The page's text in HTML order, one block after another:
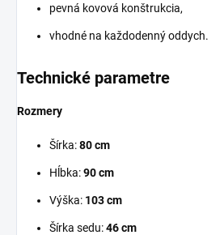
pevná kovová konštrukcia,
vhodné na každodenný oddych.
Technické parametre
Rozmery
Šírka:80 cm
Hĺbka:90 cm
Výška: 103 cm
Šírka sedu:46 cm